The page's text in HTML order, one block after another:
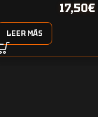
17,50€
LEER MÁS